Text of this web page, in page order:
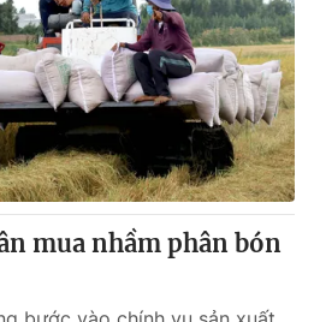
mua nhầm phân bón